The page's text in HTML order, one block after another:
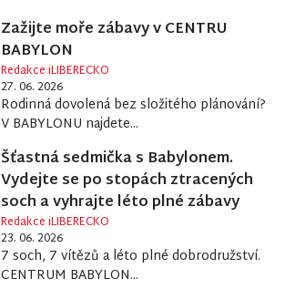
Zažijte moře zábavy v CENTRU
BABYLON
Redakce iLIBERECKO
27. 06. 2026
Rodinná dovolená bez složitého plánování?
V BABYLONU najdete...
Šťastná sedmička s Babylonem.
Vydejte se po stopách ztracených
soch a vyhrajte léto plné zábavy
Redakce iLIBERECKO
23. 06. 2026
7 soch, 7 vítězů a léto plné dobrodružství.
CENTRUM BABYLON...